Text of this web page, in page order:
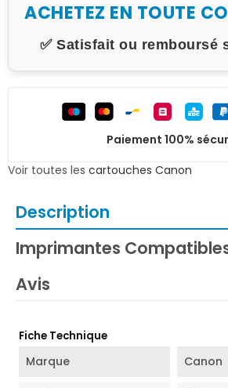
ACHETEZ EN TOUTE
✅ Satisfait ou remboursé
Paiement 100%
Voir toutes les cartouches Canon
Description
Imprimantes
Avis
Fiche Technique
Marque Canon